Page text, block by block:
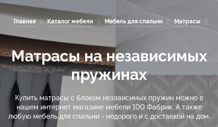
Главная Каталог мебели Мебель для спальни Матрасы
Матрасы на независимых
пружинах
Купить матрасы с блоком независимых пружин можно в
нашем интернет магазине мебели 100 Фабрик. А также
любую мебель для спальни - недорого и с доставкой на дом.